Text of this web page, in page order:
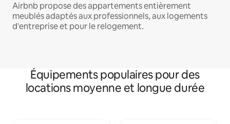
Airbnb propose des appartements entièrement
meublés adaptés aux professionnels, aux logements
d'entreprise et pour le relogement.
Équipements populaires pour des
locations moyenne et longue durée